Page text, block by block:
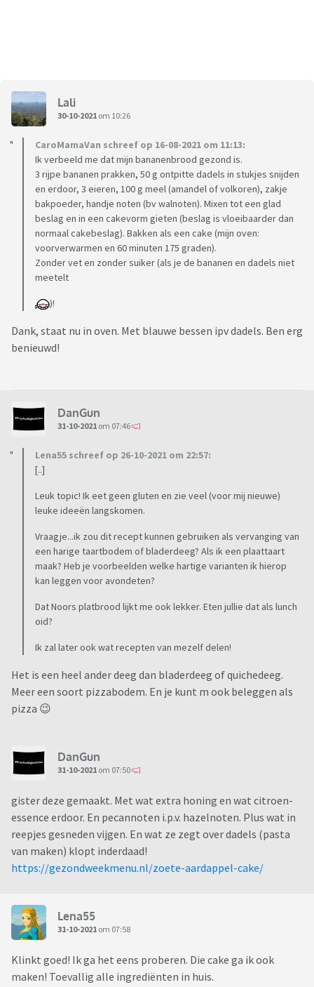
Lali
30-10-2021 om 10:26
CaroMamaVan schreef op 16-08-2021 om 11:13:
Ik verbeeld me dat mijn bananenbrood gezond is.
3 rijpe bananen prakken, 50 g ontpitte dadels in stukjes snijden
en erdoor, 3 eieren, 100 g meel (amandel of volkoren), zakje
bakpoeder, handje noten (bv walnoten). Mixen tot een glad
beslag en in een cakevorm gieten (beslag is vloeibaarder dan
normaal cakebeslag). Bakken als een cake (mijn oven:
voorverwarmen en 60 minuten 175 graden).
Zonder vet en zonder suiker (als je de bananen en dadels niet
meetelt
)!
Dank, staat nu in oven. Met blauwe bessen ipv dadels. Ben erg
benieuwd!
DanGun
31-10-2021 om 07:46
Lena55 schreef op 26-10-2021 om 22:57:
[..]
Leuk topic! Ik eet geen gluten en zie veel (voor mij nieuwe)
leuke ideeën langskomen.
Vraagje...ik zou dit recept kunnen gebruiken als vervanging van
een harige taartbodem of bladerdeeg? Als ik een plaattaart
maak? Heb je voorbeelden welke hartige varianten ik hierop
kan leggen voor avondeten?
Dat Noors platbrood lijkt me ook lekker. Eten jullie dat als lunch
oid?
Ik zal later ook wat recepten van mezelf delen!
Het is een heel ander deeg dan bladerdeeg of quichedeeg.
Meer een soort pizzabodem. En je kunt m ook beleggen als
pizza 😉
DanGun
31-10-2021 om 07:50
gister deze gemaakt. Met wat extra honing en wat citroen-
essence erdoor. En pecannoten i.p.v. hazelnoten. Plus wat in
reepjes gesneden vijgen. En wat ze zegt over dadels (pasta
van maken) klopt inderdaad!
https://gezondweekmenu.nl/zoete-aardappel-cake/
Lena55
31-10-2021 om 07:58
Klinkt goed! Ik ga het eens proberen. Die cake ga ik ook
maken! Toevallig alle ingrediënten in huis.